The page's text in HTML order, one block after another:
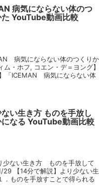
病気にならない体のつ
た YouTube動画比較
病気にならない体のつくりか
・ホフ, コエン・デ＝ヨング】
「ICEMAN 病気にならない体
い生き方 ものを手放し
なる YouTube動画比較
少ない生き方 ものを手放して
【14分で解説】より少ない生
ものを手放すことで得られる